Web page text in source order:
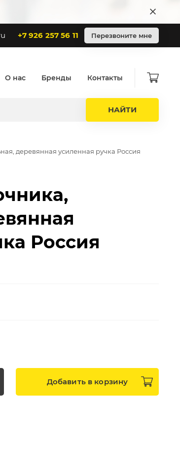
+7 926 257 56 11 Перезвоните мне
О нас Бренды Контакты
НАЙТИ
деревянная усиленная ручка Россия
Россия
Добавить в корзину